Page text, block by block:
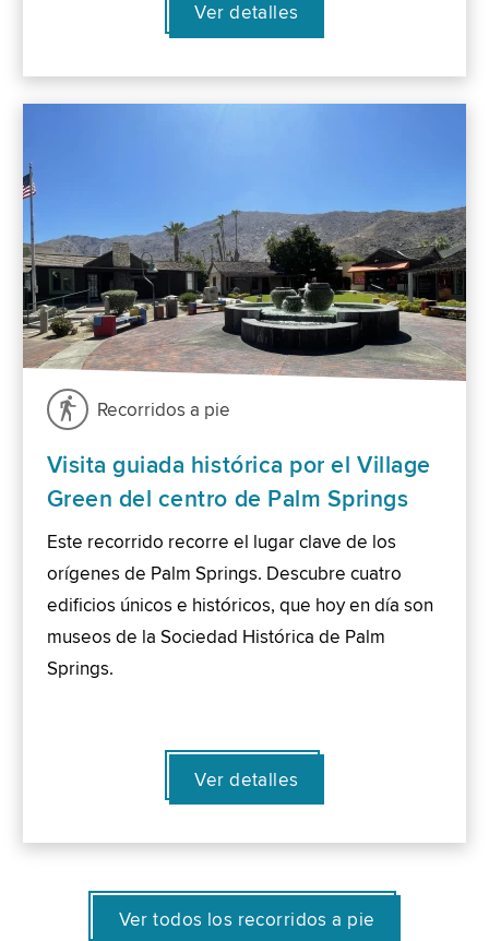
Ver detalles
Recorridos a pie
Visita guiada histórica por el Village
Green del centro de Palm Springs
Este recorrido recorre el lugar clave de los
orígenes de Palm Springs. Descubre cuatro
edificios únicos e históricos, que hoy en día son
museos de la Sociedad Histórica de Palm
Springs.
Ver detalles
Ver todos los recorridos a pie